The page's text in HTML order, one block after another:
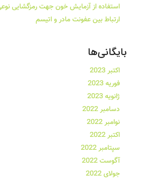
استفاده از آزمایش خون جهت رمزگشایی
ارتباط بین عفونت مادر و اتیسم
بایگانی‌ها
اکتبر 2023
فوریه 2023
ژانویه 2023
دسامبر 2022
نوامبر 2022
اکتبر 2022
سپتامبر 2022
آگوست 2022
جولای 2022